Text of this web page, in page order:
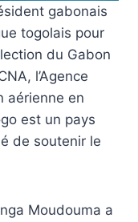
gabonais
togolais pour
du Gabon
l’Agence
aérienne en
est un pays
de soutenir le
Moudouma a